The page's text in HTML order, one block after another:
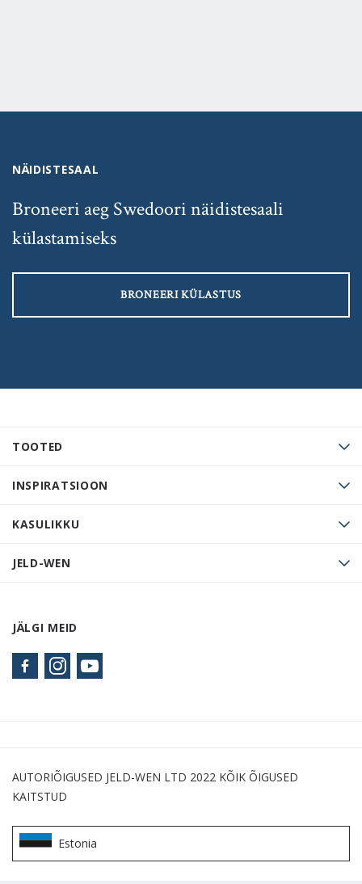
TOOTED
INSPIRATSIOON
KASULIKKU
JELD-WEN
JÄLGI MEID
NÄIDISTESAAL
Broneeri aeg Swedoori näidistesaali
külastamiseks
BRONEERI KÜLASTUS
AUTORIÕIGUSED JELD-WEN LTD 2022 KÕIK ÕIGUSED
KAITSTUD
Estonia